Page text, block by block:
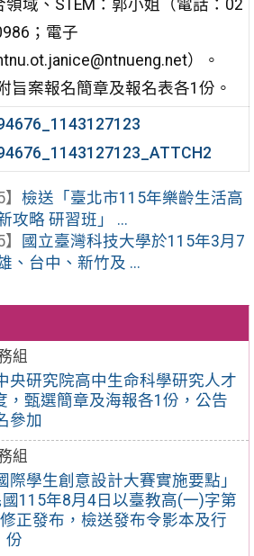
組
央研究院高中生命科學研究人才
，甄選簡章及海報各1份，公告
參加
組
際學生創意設計大賽實施要點」
115年8月4日以臺教高(一)字第
正發布，檢送發布令影本及行
份
領域、STEM：郭小姐（電話：02
；電子
）。
旨案報名簡章及報名表各1份。
檢送「臺北市115年樂齡生活高
攻略 研習班」 ...
國立臺灣科技大學於115年3月7
、台中、新竹及 ...